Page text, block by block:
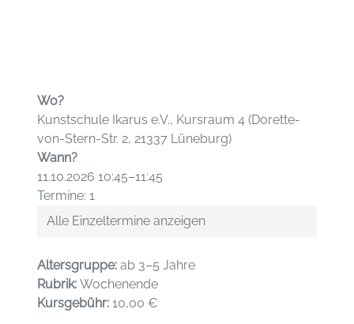
Wo?
Kunstschule Ikarus e.V., Kursraum 4 (Dorette-
von-Stern-Str. 2, 21337 Lüneburg)
Wann?
11.10.2026 10:45–11:45
Termine: 1
Alle Einzeltermine anzeigen
Altersgruppe: ab 3–5 Jahre
Rubrik: Wochenende
Kursgebühr: 10,00 €